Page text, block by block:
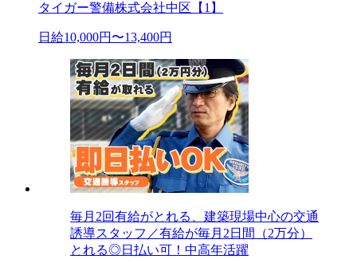
タイガー警備株式会社中区【1】
日給10,000円〜13,400円
毎月2回有給がとれる、建築現場中心の交通
誘導スタッフ／有給が毎月2日間（2万分）
とれる◎日払い可！中高年活躍